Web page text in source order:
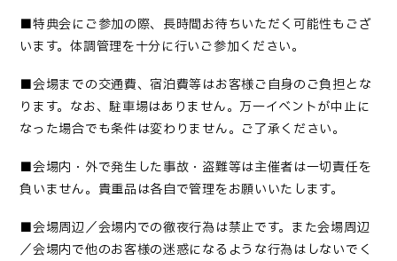
■特典会にご参加の際、長時間お待ちいただく可能性もござ
います。体調管理を十分に行いご参加ください。
■会場までの交通費、宿泊費等はお客様ご自身のご負担とな
ります。なお、駐車場はありません。万一イベントが中止に
なった場合でも条件は変わりません。ご了承ください。
■会場内・外で発生した事故・盗難等は主催者は一切責任を
負いません。貴重品は各自で管理をお願いいたします。
■会場周辺／会場内での徹夜行為は禁止です。また会場周辺
／会場内で他のお客様の迷惑になるような行為はしないでく